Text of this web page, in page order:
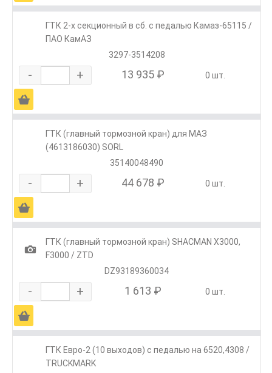
ГТК 2-х секционный в сб. с педалью Камаз-65115 /
ПАО КамАЗ
3297-3514208
- + 13 935 ₽ 0 шт.
Ä
ГТК (главный тормозной кран) для МАЗ
(4613186030) SORL
35140048490
- + 44 678 ₽ 0 шт.
Ä
1
ГТК (главный тормозной кран) SHACMAN X3000,
F3000 / ZTD
DZ93189360034
- + 1 613 ₽ 0 шт.
Ä
ГТК Евро-2 (10 выходов) с педалью на 6520,4308 /
TRUCKMARK